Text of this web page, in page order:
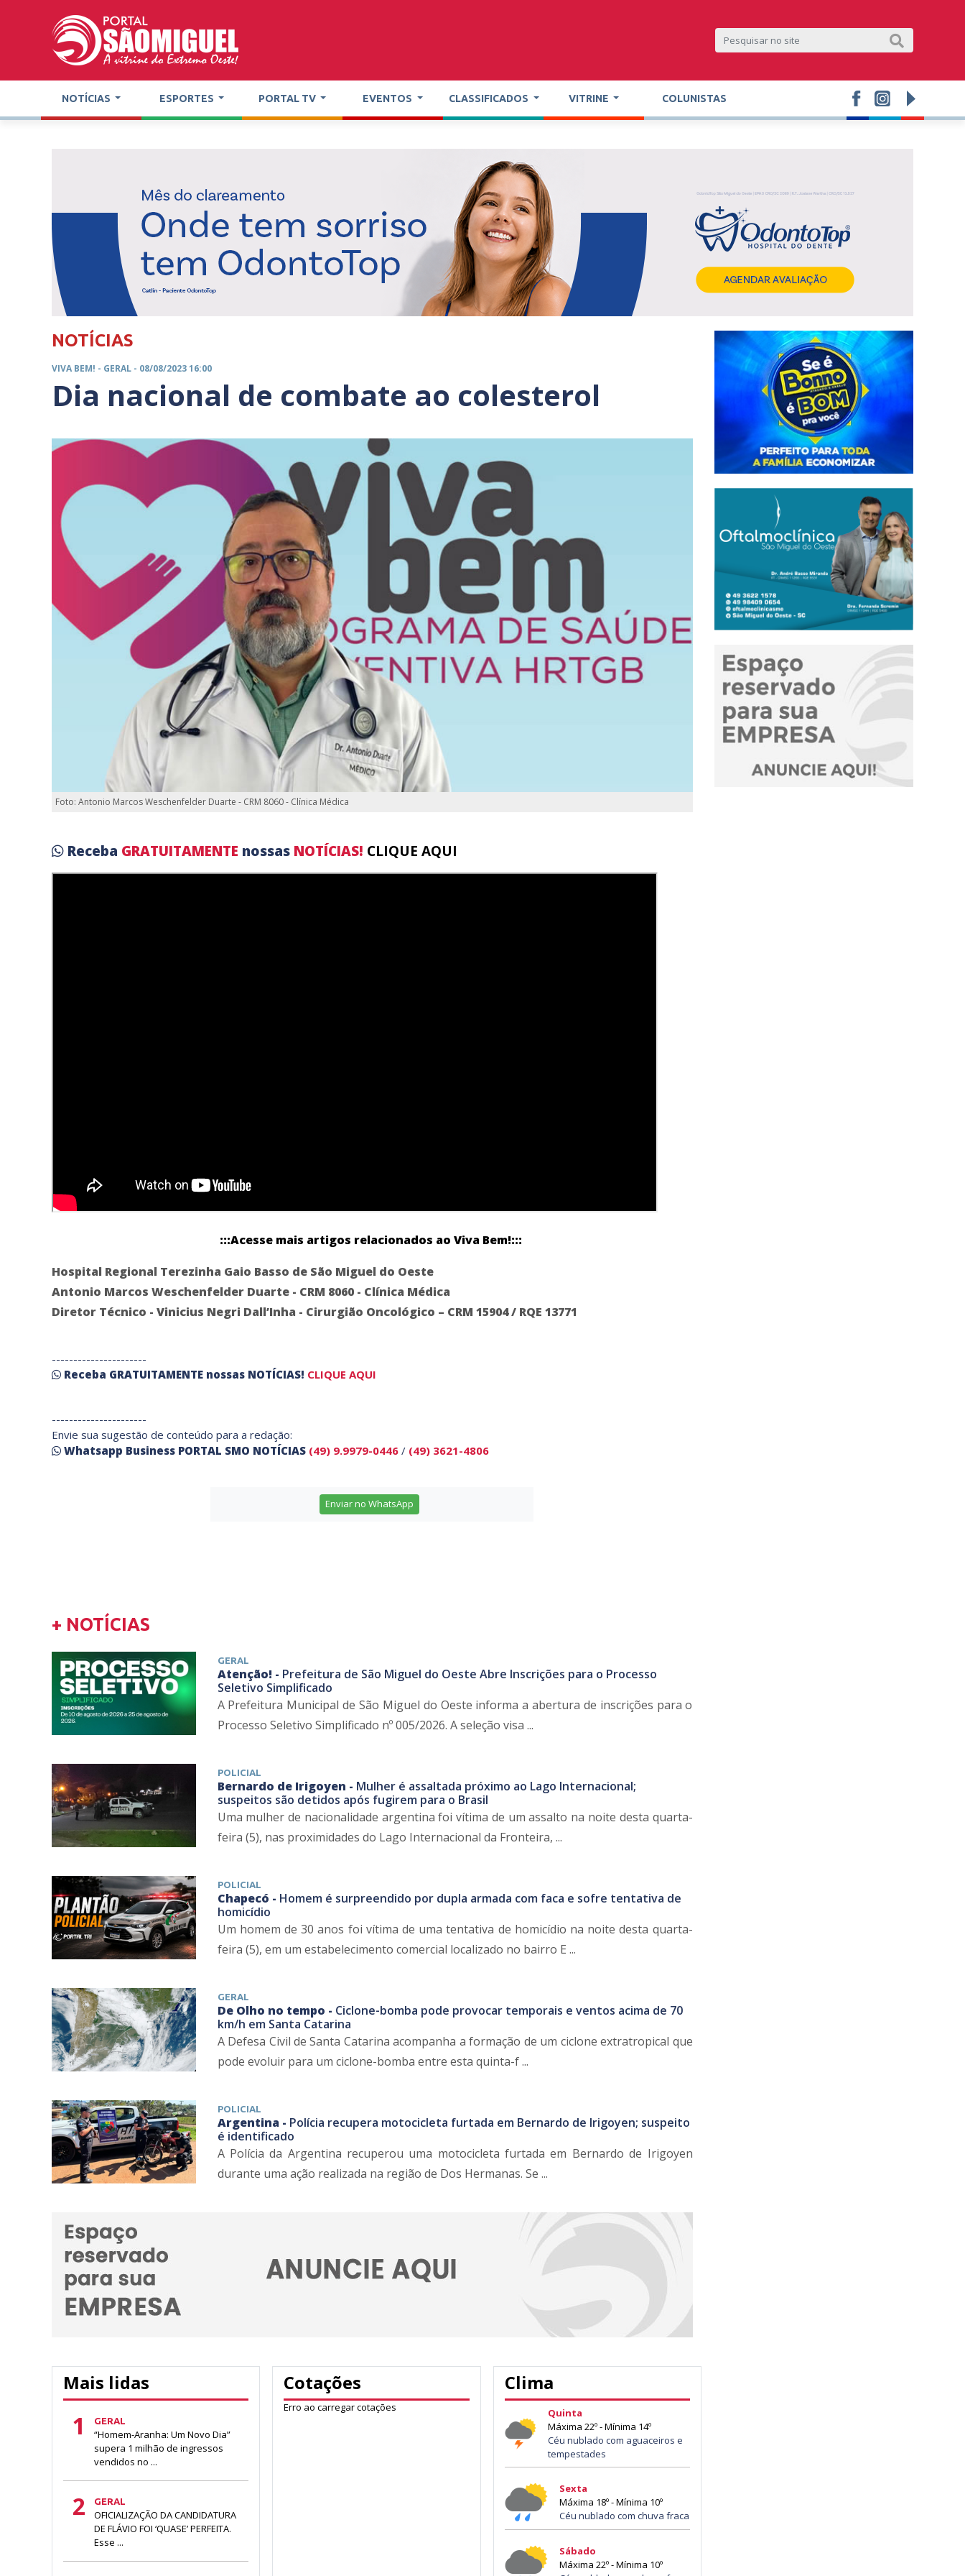
NOTÍCIAS ESPORTES PORTAL TV EVENTOS CLASSIFICADOS VITRINE COLUNISTAS
NOTÍCIAS
VIVA BEM! - GERAL - 08/08/2023 16:00
Dia nacional de combate ao colesterol
Foto: Antonio Marcos Weschenfelder Duarte - CRM 8060 - Clínica Médica
Receba GRATUITAMENTE nossas NOTÍCIAS! CLIQUE AQUI
:::Acesse mais artigos relacionados ao Viva Bem!:::
Hospital Regional Terezinha Gaio Basso de São Miguel do Oeste
Antonio Marcos Weschenfelder Duarte - CRM 8060 - Clínica Médica
Diretor Técnico - Vinicius Negri Dall’Inha - Cirurgião Oncológico – CRM 15904 / RQE 13771
----------------------
Receba GRATUITAMENTE nossas NOTÍCIAS! CLIQUE AQUI
----------------------
Envie sua sugestão de conteúdo para a redação:
Whatsapp Business PORTAL SMO NOTÍCIAS (49) 9.9979-0446 / (49) 3621-4806
Enviar no WhatsApp
+ NOTÍCIAS
GERAL
Atenção! - Prefeitura de São Miguel do Oeste Abre Inscrições para o Processo
Seletivo Simplificado
A Prefeitura Municipal de São Miguel do Oeste informa a abertura de inscrições para o
Processo Seletivo Simplificado nº 005/2026. A seleção visa ...
POLICIAL
Bernardo de Irigoyen - Mulher é assaltada próximo ao Lago Internacional;
suspeitos são detidos após fugirem para o Brasil
Uma mulher de nacionalidade argentina foi vítima de um assalto na noite desta quarta-
feira (5), nas proximidades do Lago Internacional da Fronteira, ...
POLICIAL
Chapecó - Homem é surpreendido por dupla armada com faca e sofre tentativa de
homicídio
Um homem de 30 anos foi vítima de uma tentativa de homicídio na noite desta quarta-
feira (5), em um estabelecimento comercial localizado no bairro E ...
GERAL
De Olho no tempo - Ciclone-bomba pode provocar temporais e ventos acima de 70
km/h em Santa Catarina
A Defesa Civil de Santa Catarina acompanha a formação de um ciclone extratropical que
pode evoluir para um ciclone-bomba entre esta quinta-f ...
POLICIAL
Argentina - Polícia recupera motocicleta furtada em Bernardo de Irigoyen; suspeito
é identificado
A Polícia da Argentina recuperou uma motocicleta furtada em Bernardo de Irigoyen
durante uma ação realizada na região de Dos Hermanas. Se ...
Mais lidas
1 GERAL
“Homem-Aranha: Um Novo Dia”
supera 1 milhão de ingressos
vendidos no ...
2 GERAL
OFICIALIZAÇÃO DA CANDIDATURA
DE FLÁVIO FOI ‘QUASE’ PERFEITA.
Esse ...
Cotações
Erro ao carregar cotações
Clima
Quinta
Máxima 22º - Mínima 14º
Céu nublado com aguaceiros e
tempestades
Sexta
Máxima 18º - Mínima 10º
Céu nublado com chuva fraca
Sábado
Máxima 22º - Mínima 10º